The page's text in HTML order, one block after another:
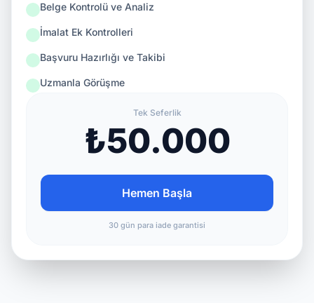
Belge Kontrolü ve Analiz
İmalat Ek Kontrolleri
Başvuru Hazırlığı ve Takibi
Uzmanla Görüşme
Tek Seferlik
₺50.000
Hemen Başla
30 gün para iade garantisi